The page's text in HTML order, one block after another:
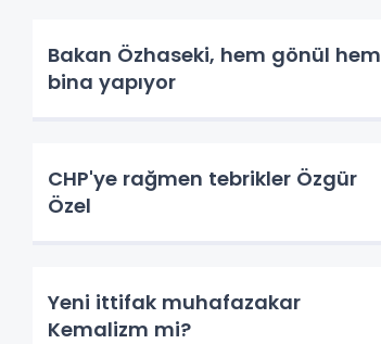
Bakan Özhaseki, hem gönül hem
bina yapıyor
CHP'ye rağmen tebrikler Özgür
Özel
Yeni ittifak muhafazakar
Kemalizm mi?